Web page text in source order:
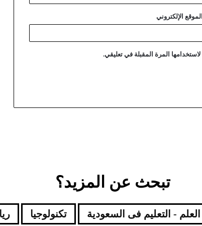
الموقع الإلكتروني
المرة المقبلة في تعليقي.
تبحث عن المزيد؟
- التعليم فى السعودية تكنولوجيا